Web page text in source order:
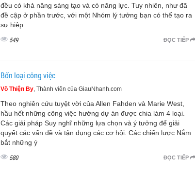
đều có khả năng sáng tạo và có năng lực. Tuy nhiên, như đã
đề cập ở phần trước, với một Nhóm lý tưởng bạn có thể tạo ra
sự hiệp
ĐỌC TIẾP
549
Bốn loại công việc
Võ Thiện By, Thành viên của GiauNhanh.com
Theo nghiên cứu tuyệt vời của Allen Fahden và Marie West,
hầu hết những công việc hướng dự án được chia làm 4 loại.
Các giải pháp Suy nghĩ những lựa chọn và ý tưởng để giải
quyết các vấn đề và tận dụng các cơ hội. Các chiến lược Nắm
bắt những ý
ĐỌC TIẾP
580